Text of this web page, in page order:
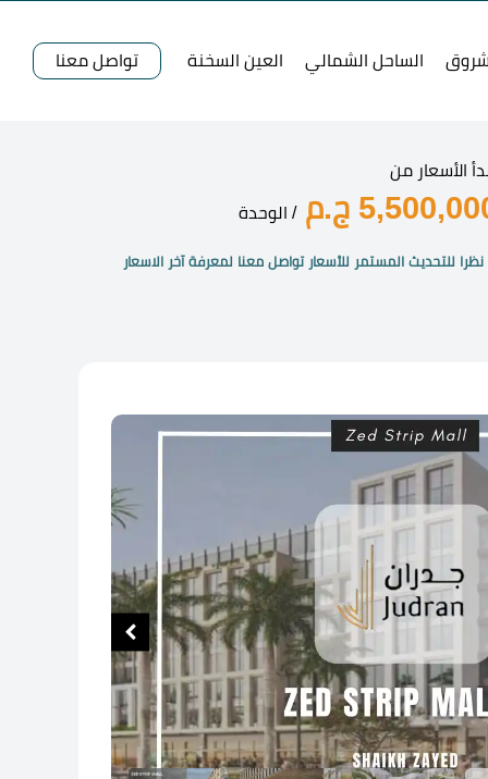
الساحل الشمالي العين السخنة تواصل معنا
الأسعار من
ج.م / الوحدة
نظرا للتحديث المستمر للأسعار تواصل معنا لمعرفة آخر الاسعار